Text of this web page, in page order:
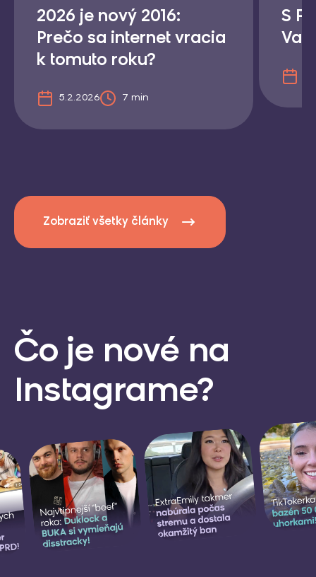
2026 je nový 2016:
Prečo sa internet vracia
k tomuto roku?
5.2.2026 7 min
S
Zobraziť všetky články
Čo je nové na
Instagrame?